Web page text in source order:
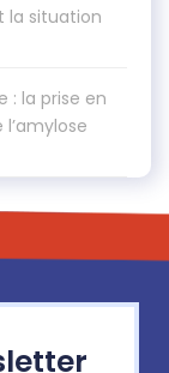
la situation
: la prise en